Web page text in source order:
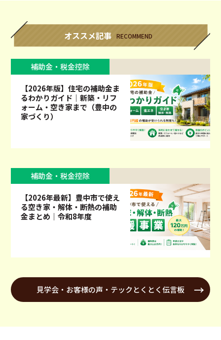
オススメ記事 RECOMMEND
補助金・税金控除
【2026年版】住宅の補助金ま
るわかりガイド｜新築・リフ
ォーム・空き家まで（豊中の
家づくり）
補助金・税金控除
【2026年最新】豊中市で使え
る空き家・解体・断熱の補助
金まとめ｜令和8年度
見学会・お客様の声・テックとくとく伝言板